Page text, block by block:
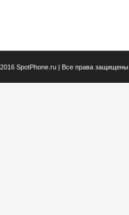
2016 SpotPhone.ru | Все права защищены.